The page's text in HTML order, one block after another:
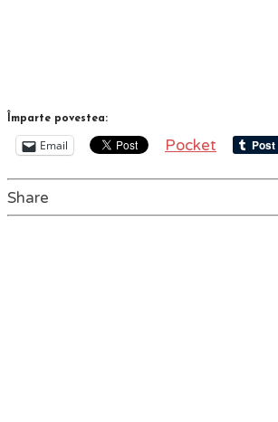
Împarte povestea:
Email Pocket
Share